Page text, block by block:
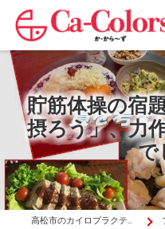
貯筋体操の宿
摂ろう」、力
で
高松市のカイロプラクティックはか・から～ず施術院